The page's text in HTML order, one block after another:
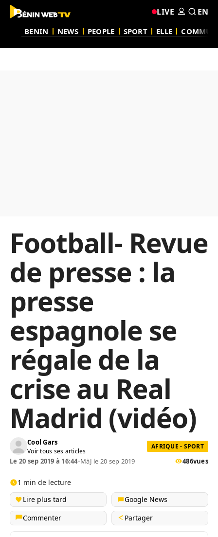
BENIN NEWS PEOPLE SPORT ELLE
LIVE EN
Football- Revue
de presse : la
presse
espagnole se
régale de la
crise au Real
Madrid (vidéo)
Cool Gars
Voir tous ses articles
AFRIQUE - SPORT
Le 20 sep 2019 à 16:44•MàJ le 20 sep 2019 486vues
1 min de lecture
Lire plus tard
Google News
Commenter
Partager